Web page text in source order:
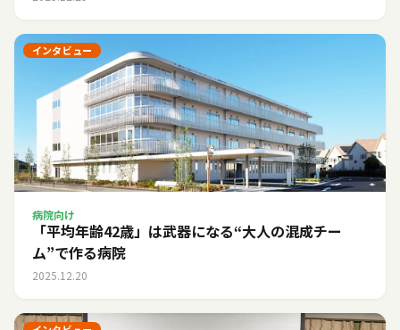
インタビュー
病院向け
「平均年齢42歳」は武器になる――“大人の混成チー
ム”で作る病院
2025.12.20